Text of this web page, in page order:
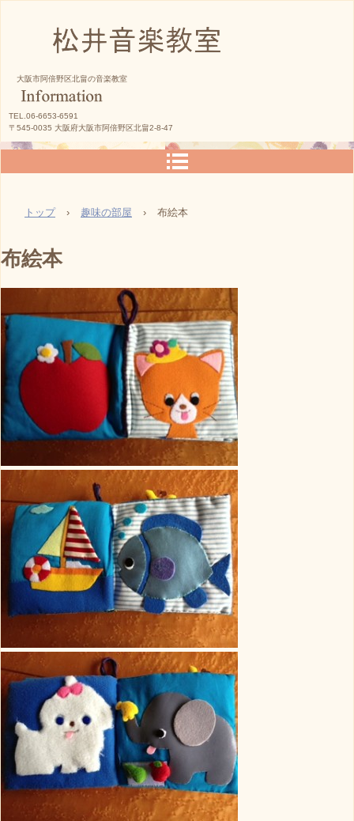
松井音楽教室
大阪市阿倍野区北畠の音楽教室
TEL.06-6653-6591
〒545-0035 大阪府大阪市阿倍野区北畠2-8-47
トップ › 趣味の部屋 › 布絵本
布絵本